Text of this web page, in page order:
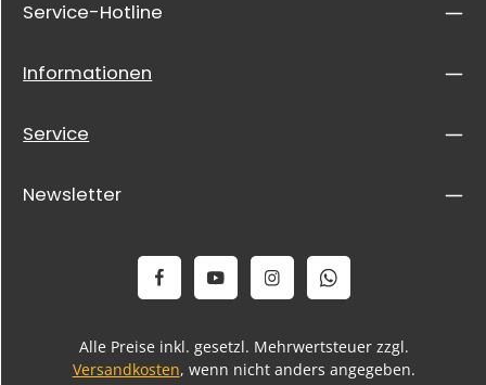
Service-Hotline
Informationen
Service
Newsletter
Alle Preise inkl. gesetzl. Mehrwertsteuer zzgl.
Versandkosten, wenn nicht anders angegeben.